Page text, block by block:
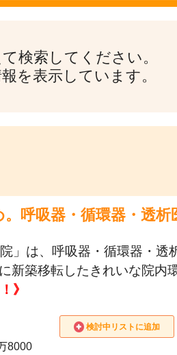
検索してください。
を表示しています。
呼吸器・循環器・透
は、呼吸器・循環器・透
新築移転したきれいな院内
》
8000
検討中リストに追加